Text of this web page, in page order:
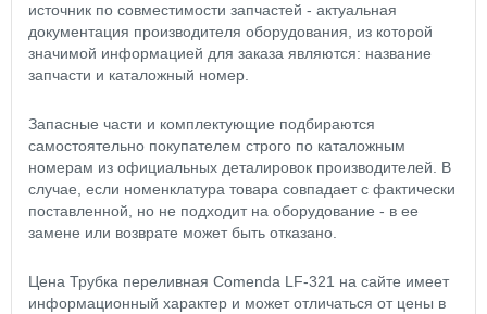
источник по совместимости запчастей - актуальная
документация производителя оборудования, из которой
значимой информацией для заказа являются: название
запчасти и каталожный номер.
Запасные части и комплектующие подбираются
самостоятельно покупателем строго по каталожным
номерам из официальных деталировок производителей. В
случае, если номенклатура товара совпадает с фактически
поставленной, но не подходит на оборудование - в ее
замене или возврате может быть отказано.
Цена Трубка переливная Comenda LF-321 на сайте имеет
информационный характер и может отличаться от цены в